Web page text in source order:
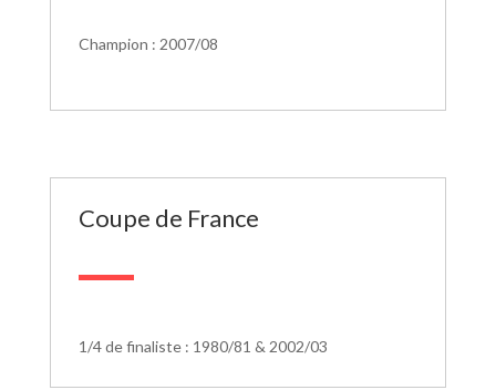
Champion : 2007/08
Coupe de France
1/4 de finaliste : 1980/81 & 2002/03